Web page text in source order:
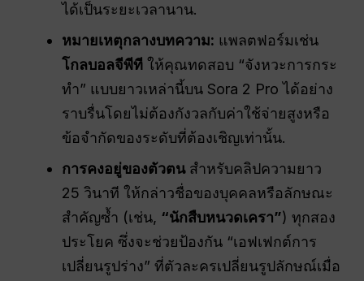
ได้เป็นระยะเวลานาน.
หมายเหตุกลางบทความ: แพลตฟอร์มเช่น
โกลบอลจีพีที ให้คุณทดสอบ “จังหวะการกระ
ทำ” แบบยาวเหล่านี้บน Sora 2 Pro ได้อย่าง
ราบรื่นโดยไม่ต้องกังวลกับค่าใช้จ่ายสูงหรือ
ข้อจำกัดของระดับที่ต้องเชิญเท่านั้น.
การคงอยู่ของตัวตนสำหรับคลิปความยาว
25 วินาที ให้กล่าวชื่อของบุคคลหรือลักษณะ
สำคัญซ้ำ (เช่น, “นักสืบหนวดเครา”) ทุกสอง
ประโยค ซึ่งจะช่วยป้องกัน “เอฟเฟกต์การ
เปลี่ยนรูปร่าง” ที่ตัวละครเปลี่ยนรูปลักษณ์เมื่อ